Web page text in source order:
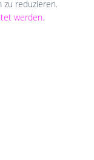
zu reduzieren.
werden.